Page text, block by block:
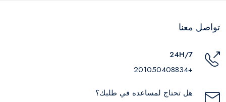
تواصل معنا
24H/7
+201050408834
هل تحتاج لمساعده في طلبك؟